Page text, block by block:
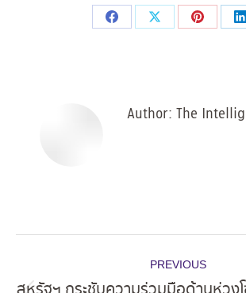
Share
Share
Share
Author: The
navigation
PREVIOUS